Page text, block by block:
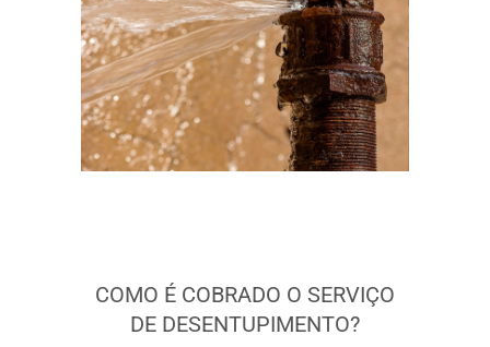
COMO É COBRADO O SERVIÇO
DE DESENTUPIMENTO?